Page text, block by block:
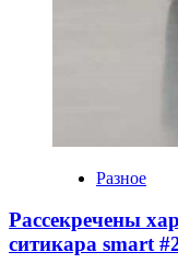
Разное
Рассекречены
ситикара smart